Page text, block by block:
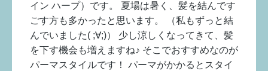
イン ハープ）です。 夏場は暑く、髪を結んです
ごす方も多かったと思います。 （私もずっと結
んでいました( ;∀;)） 少し涼しくなってきて、髪
を下す機会も増えますね♪ そこでおすすめなのが
パーマスタイルです！ パーマがかかるとスタイ